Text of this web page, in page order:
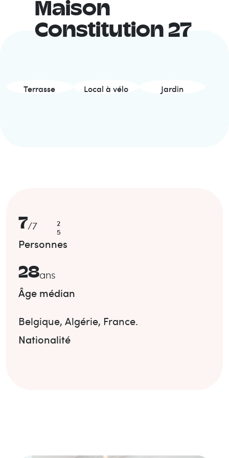
Maison
Constitution 27
Terrasse Local à vélo Jardin
7/7
2
5
Personnes
28ans
Âge médian
Belgique, Algérie, France.
Nationalité